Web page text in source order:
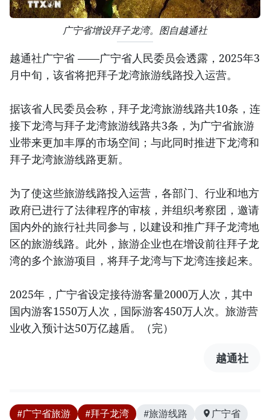
广宁省增设拜子龙湾。图自越通社
越通社广宁省 ——广宁省人民委员会透露，2025年3
月中旬，该省将把拜子龙湾旅游线路投入运营。
据该省人民委员会称，拜子龙湾旅游线路共10条，连
接下龙湾与拜子龙湾旅游线路共3条，为广宁省旅游
业带来更加丰厚的市场空间；与此同时推进下龙湾和
拜子龙湾旅游线路更新。
为了使这些旅游线路投入运营，各部门、行业和地方
政府已进行了法律程序的审核，并组织考察团，邀请
国内外的旅行社共同参与，以建设和推广拜子龙湾地
区的旅游线路。此外，旅游企业也在增设前往拜子龙
湾的多个旅游项目，将拜子龙湾与下龙湾连接起来。
2025年，广宁省设定接待游客量2000万人次，其中
国内游客1550万人次，国际游客450万人次。旅游营
业收入预计达50万亿越盾。（完）
越通社
#广宁省旅游 #拜子龙湾 #旅游线路 广宁省